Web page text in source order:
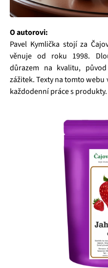
O autorovi:
Pavel Kymlička stojí za
věnuje od roku 1998.
důrazem na kvalitu,
zážitek. Texty na tomto webu
každodenní práce s produkty.